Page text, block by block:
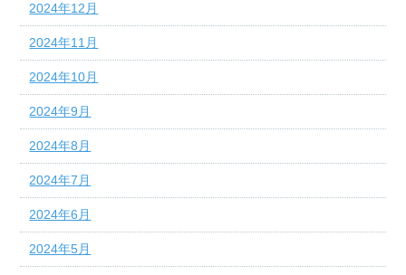
2024年12月
2024年11月
2024年10月
2024年9月
2024年8月
2024年7月
2024年6月
2024年5月